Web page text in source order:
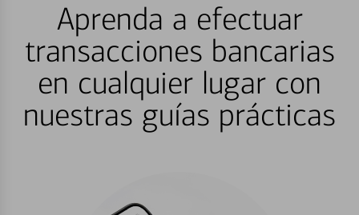
Aprenda a efectuar
transacciones bancarias
en cualquier lugar con
nuestras guías prácticas